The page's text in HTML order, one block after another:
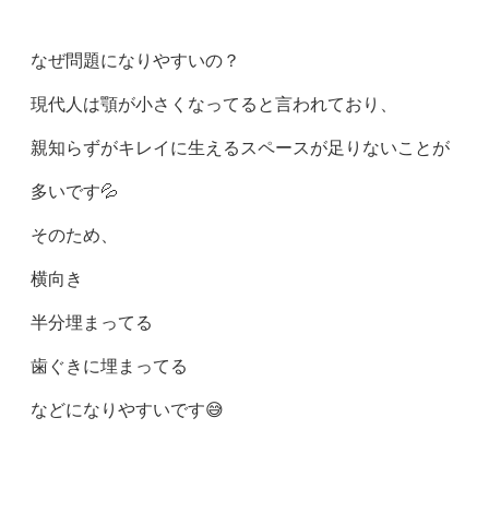
なぜ問題になりやすいの？
現代人は顎が小さくなってると言われており、
親知らずがキレイに生えるスペースが足りないことが
多いです💦
そのため、
横向き
半分埋まってる
歯ぐきに埋まってる
などになりやすいです😅